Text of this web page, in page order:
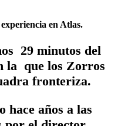
en Atlas.
29 minutos del
la que los Zorros
fronteriza.
hace años a las